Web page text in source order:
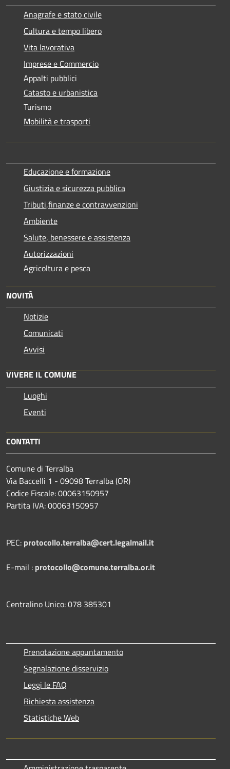
Anagrafe e stato civile
Cultura e tempo libero
Vita lavorativa
Imprese e Commercio
Appalti pubblici
Catasto e urbanistica
Turismo
Mobilità e trasporti
Educazione e formazione
Giustizia e sicurezza pubblica
Tributi,finanze e contravvenzioni
Ambiente
Salute, benessere e assistenza
Autorizzazioni
Agricoltura e pesca
NOVITÀ
Notizie
Comunicati
Avvisi
VIVERE IL COMUNE
Luoghi
Eventi
CONTATTI
Comune di Terralba
Via Baccelli 1 - 09098 Terralba (OR)
Codice Fiscale: 00063150957
Partita IVA: 00063150957
PEC: protocollo.terralba@cert.legalmail.it
E-mail : protocollo@comune.terralba.or.it
Centralino Unico: 078 385301
Prenotazione appuntamento
Segnalazione disservizio
Leggi le FAQ
Richiesta assistenza
Statistiche Web